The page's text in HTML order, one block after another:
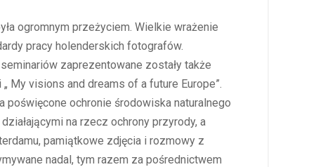
ogromnym przeżyciem. Wielkie wrażenie
pracy holenderskich fotografów.
zaprezentowane zostały także
My visions and dreams of a future Europe”.
poświęcone ochronie środowiska naturalnego
na rzecz ochrony przyrody, a
pamiątkowe zdjęcia i rozmowy z
nadal, tym razem za pośrednictwem